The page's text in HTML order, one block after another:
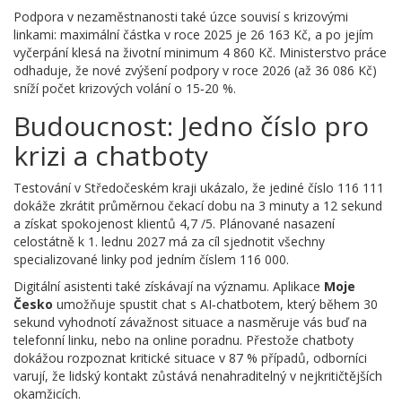
Podpora v nezaměstnanosti také úzce souvisí s krizovými
linkami: maximální částka v roce 2025 je 26 163 Kč, a po jejím
vyčerpání klesá na životní minimum 4 860 Kč. Ministerstvo práce
odhaduje, že nové zvýšení podpory v roce 2026 (až 36 086 Kč)
sníží počet krizových volání o 15‑20 %.
Budoucnost: Jedno číslo pro
krizi a chatboty
Testování v Středočeském kraji ukázalo, že jediné číslo 116 111
dokáže zkrátit průměrnou čekací dobu na 3 minuty a 12 sekund
a získat spokojenost klientů 4,7 /5. Plánované nasazení
celostátně k 1. lednu 2027 má za cíl sjednotit všechny
specializované linky pod jedním číslem 116 000.
Digitální asistenti také získávají na významu. Aplikace Moje
Česko umožňuje spustit chat s AI‑chatbotem, který během 30
sekund vyhodnotí závažnost situace a nasměruje vás buď na
telefonní linku, nebo na online poradnu. Přestože chatboty
dokážou rozpoznat kritické situace v 87 % případů, odborníci
varují, že lidský kontakt zůstává nenahraditelný v nejkritičtějších
okamžicích.